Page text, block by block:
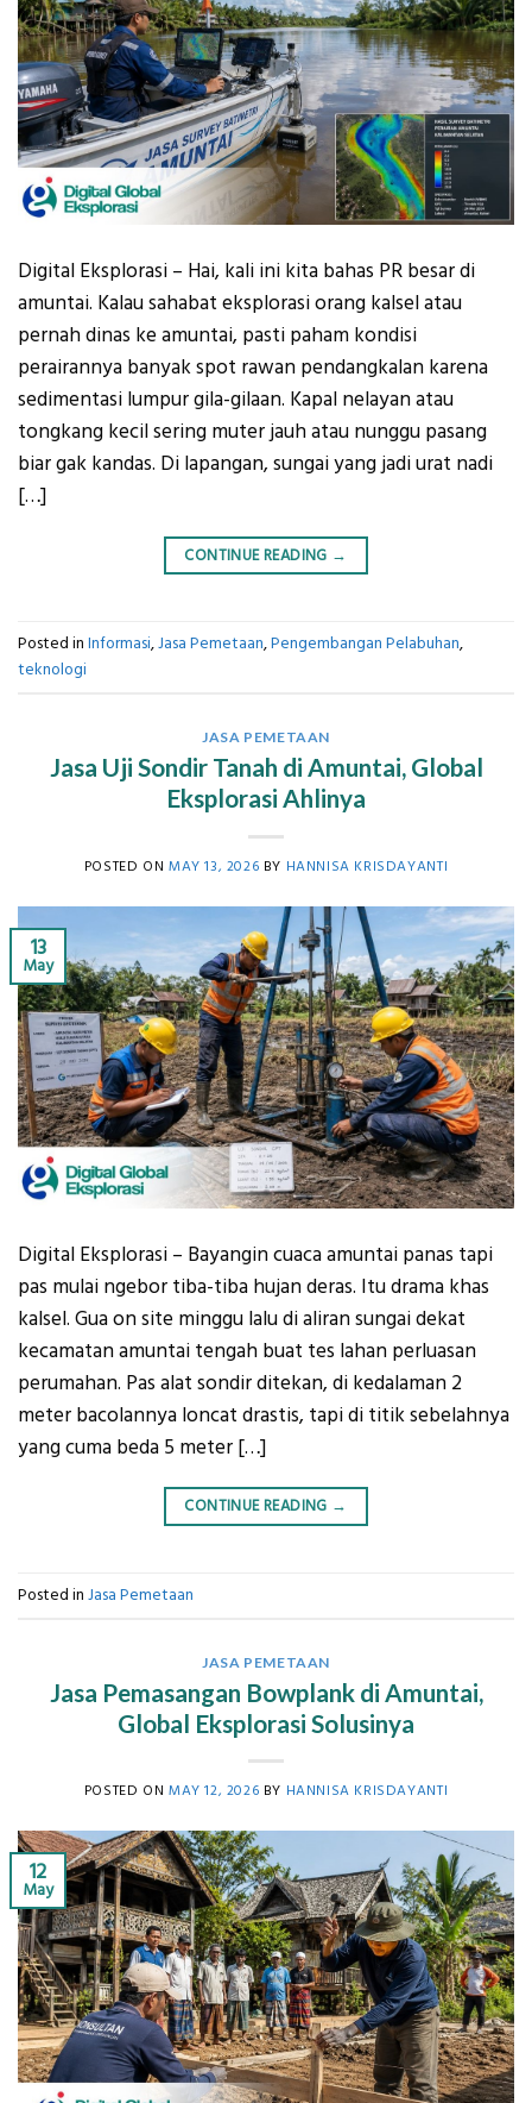
Digital Eksplorasi – Hai, kali ini kita bahas PR besar di
amuntai. Kalau sahabat eksplorasi orang kalsel atau
pernah dinas ke amuntai, pasti paham kondisi
perairannya banyak spot rawan pendangkalan karena
sedimentasi lumpur gila-gilaan. Kapal nelayan atau
tongkang kecil sering muter jauh atau nunggu pasang
biar gak kandas. Di lapangan, sungai yang jadi urat nadi
[…]
CONTINUE READING →
Posted in Informasi,Jasa Pemetaan,Pengembangan Pelabuhan,
teknologi
JASA PEMETAAN
Jasa Uji Sondir Tanah di Amuntai, Global
Eksplorasi Ahlinya
POSTED ON MAY 13, 2026 BY HANNISA KRISDAYANTI
13
May
Digital Eksplorasi – Bayangin cuaca amuntai panas tapi
pas mulai ngebor tiba-tiba hujan deras. Itu drama khas
kalsel. Gua on site minggu lalu di aliran sungai dekat
kecamatan amuntai tengah buat tes lahan perluasan
perumahan. Pas alat sondir ditekan, di kedalaman 2
meter bacolannya loncat drastis, tapi di titik sebelahnya
yang cuma beda 5 meter […]
CONTINUE READING →
Posted in Jasa Pemetaan
JASA PEMETAAN
Jasa Pemasangan Bowplank di Amuntai,
Global Eksplorasi Solusinya
POSTED ON MAY 12, 2026 BY HANNISA KRISDAYANTI
12
May